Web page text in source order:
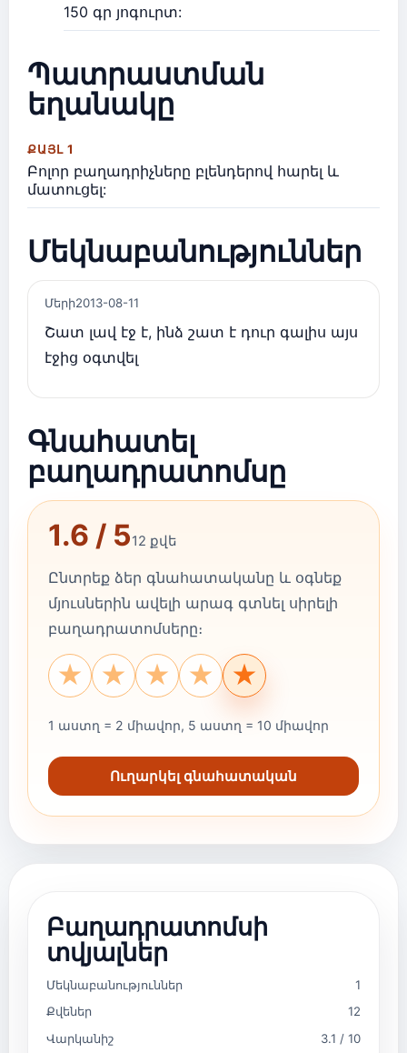
150 գր յոգուրտ:
Պատրաստման
եղանակը
ՔԱՅԼ 1
Բոլոր բաղադրիչները բլենդերով հարել և
մատուցել:
Մեկնաբանություններ
Մերի2013-08-11
Շատ լավ էջ է, ինձ շատ է դուր գալիս այս
էջից օգտվել
Գնահատել
բաղադրատոմսը
1.6 / 512 քվե
Ընտրեք ձեր գնահատականը և օգնեք
մյուսներին ավելի արագ գտնել սիրելի
բաղադրատոմսերը։
★
★
★
★
★
1 աստղ = 2 միավոր, 5 աստղ = 10 միավոր
Ուղարկել գնահատական
Բաղադրատոմսի
տվյալներ
Մեկնաբանություններ
1
Քվեներ
12
Վարկանիշ
3.1 / 10